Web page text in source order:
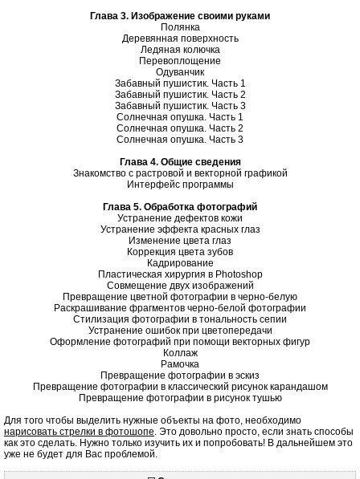
Глава 3. Изображение своими руками
Полянка
Деревянная поверхность
Ледяная колючка
Перевоплощение
Одуванчик
Забавный пушистик. Часть 1
Забавный пушистик. Часть 2
Забавный пушистик. Часть 3
Солнечная опушка. Часть 1
Солнечная опушка. Часть 2
Солнечная опушка. Часть 3
Глава 4. Общие сведения
Знакомство с растровой и векторной графикой
Интерфейс программы
Глава 5. Обработка фотографий
Устранение дефектов кожи
Устранение эффекта красных глаз
Изменение цвета глаз
Коррекция цвета зубов
Кадрирование
Пластическая хирургия в Photoshop
Совмещение двух изображений
Превращение цветной фотографии в черно-белую
Раскрашивание фрагментов черно-белой фотографии
Стилизация фотографии в тональность сепии
Устранение ошибок при цветопередачи
Оформление фотографий при помощи векторных фигур
Коллаж
Рамочка
Превращение фотографии в эскиз
Превращение фотографии в классический рисунок карандашом
Превращение фотографии в рисунок тушью
Для того чтобы выделить нужные объекты на фото, необходимо
нарисовать стрелки в фотошопе. Это довольно просто, если знать способы
как это сделать. Нужно только изучить их и попробовать! В дальнейшем это
уже не будет для Вас проблемой.